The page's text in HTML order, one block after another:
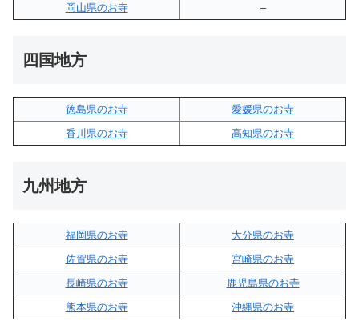
岡山県のお寺
–
四国地方
徳島県のお寺
愛媛県のお寺
香川県のお寺
高知県のお寺
九州地方
福岡県のお寺
大分県のお寺
佐賀県のお寺
宮崎県のお寺
長崎県のお寺
鹿児島県のお寺
熊本県のお寺
沖縄県のお寺